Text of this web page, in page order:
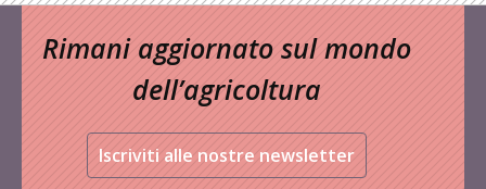
Rimani aggiornato sul mondo
dell’agricoltura
Iscriviti alle nostre newsletter